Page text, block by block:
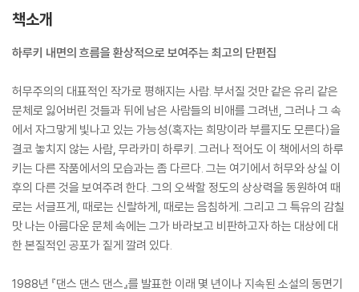
책소개
하루키 내면의 흐름을 환상적으로 보여주는 최고의 단편집
허무주의의 대표적인 작가로 평해지는 사람. 부서질 것만 같은 유리 같은
문체로 잃어버린 것들과 뒤에 남은 사람들의 비애를 그려낸, 그러나 그 속
에서 자그맣게 빛나고 있는 가능성(혹자는 희망이라 부를지도 모른다)을
결코 놓치지 않는 사람, 무라카미 하루키. 그러나 적어도 이 책에서의 하루
키는 다른 작품에서의 모습과는 좀 다르다. 그는 여기에서 허무와 상실 이
후의 다른 것을 보여주려 한다. 그의 오싹할 정도의 상상력을 동원하여 때
로는 서글프게, 때로는 신랄하게, 때로는 음침하게. 그리고 그 특유의 감칠
맛 나는 아름다운 문체 속에는 그가 바라보고 비판하고자 하는 대상에 대
한 본질적인 공포가 짙게 깔려 있다.
1988년 『댄스 댄스 댄스』를 발표한 이래 몇 년이나 지속된 소설의 동면기